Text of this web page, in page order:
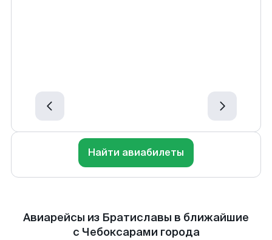
Найти авиабилеты
Авиарейсы из Братиславы в ближайшие
с Чебоксарами города